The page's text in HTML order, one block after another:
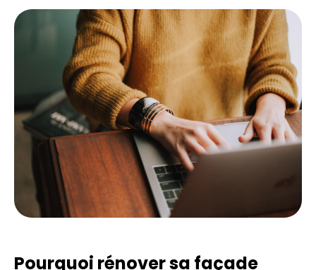
Pourquoi rénover sa façade